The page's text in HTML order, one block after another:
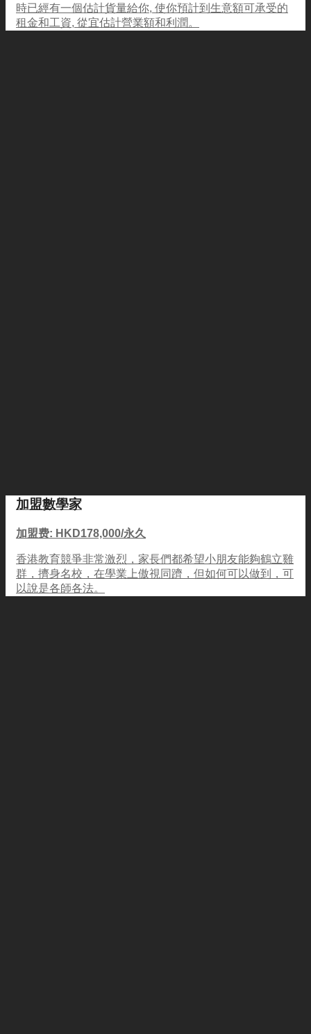
時已經有一個估計貨量給你, 使你預計到生意額可承受的
租金和工資, 從宜估計營業額和利潤。
加盟數學家
加盟费: HKD178,000/永久
香港教育競爭非常激烈，家長們都希望小朋友能夠鶴立雞
群，擠身名校，在學業上傲視同躋，但如何可以做到，可
以說是各師各法。